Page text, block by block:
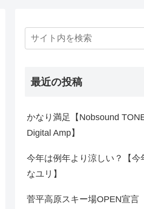
最近の投稿
かなり満足【Nobsound
Digital Amp】
今年は例年より涼しい？【今
なユリ】
菅平高原スキー場OPEN宣言